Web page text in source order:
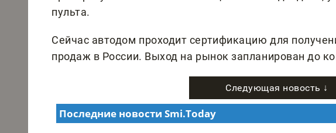
пульта.
Сейчас автодом проходит сертификацию для
продаж в России. Выход на рынок запланирован до
Следующая новость ↓